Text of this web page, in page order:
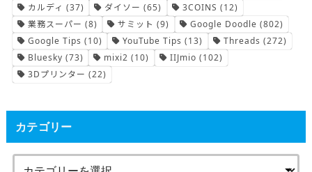
カルディ (37) ダイソー (65) 3COINS (12)
業務スーパー (8) サミット (9) Google Doodle (802)
Google Tips (10) YouTube Tips (13) Threads (272)
Bluesky (73) mixi2 (10) IIJmio (102)
3Dプリンター (22)
カテゴリー